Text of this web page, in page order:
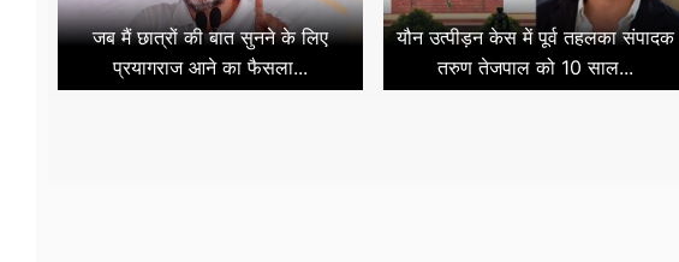
जब मैं छात्रों की बात सुनने के लिए
प्रयागराज आने का फैसला...
यौन उत्पीड़न केस में पूर्व तहलका संपादक
तरुण तेजपाल को 10 साल...